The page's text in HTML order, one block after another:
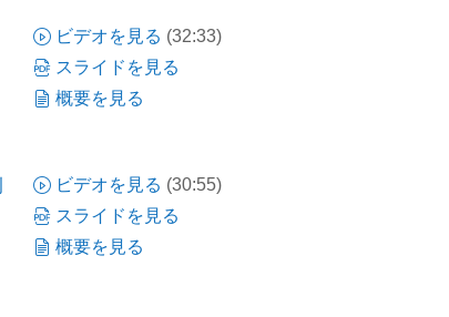
ビデオを見る (32:33)
スライドを見る
概要を見る
ビデオを見る (30:55)
スライドを見る
概要を見る